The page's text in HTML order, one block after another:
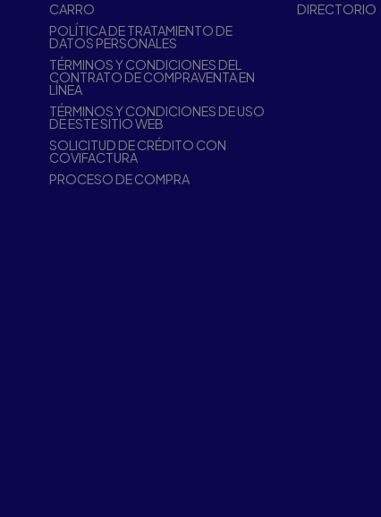
CARRO
POLÍTICA DE TRATAMIENTO DE
DATOS PERSONALES
TÉRMINOS Y CONDICIONES DEL
CONTRATO DE COMPRAVENTA EN
LÍNEA
TÉRMINOS Y CONDICIONES DE USO
DE ESTE SITIO WEB
SOLICITUD DE CRÉDITO CON
COVIFACTURA
PROCESO DE COMPRA
DIRECTORIO